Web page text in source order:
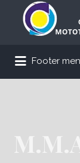
Cerca:
Footer